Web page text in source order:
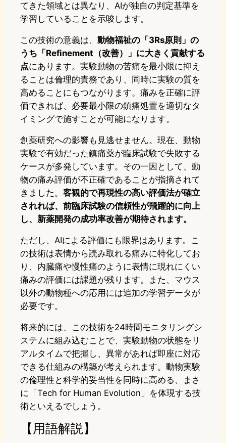
てきた領域とは異なり、AIが独自の判定基準を
学習していることを示唆します。
この技術の意義は、 動物福祉の「3Rs原則」の
うち「Refinement（改善）」に大きく貢献する
点にあります。実験動物の苦痛を最小限に抑え
ることは倫理的責務であり、同時に実験の質を
高めることにもつながります。痛みを正確に評
価できれば、必要最小限の鎮痛処置を適切なタ
イミングで施すことが可能になります。
創薬研究への影響も見逃せません。現在、動物
実験で有効だった鎮痛薬が臨床試験で失敗する
ケースが多発しています。その一因として、動
物の痛み評価が不正確であることが指摘されて
きました。 客観的で再現性の高い評価法が確立
されれば、前臨床試験の信頼性が飛躍的に向上
し、新薬開発の成功率改善が期待されます。
ただし、AIによる評価にも限界はあります。こ
の技術は表情から読み取れる痛みに特化してお
り、内臓痛や慢性痛のように表情に現れにくい
痛みの評価には課題が残ります。また、マウス
以外の動物種への応用には追加の学習データが
必要です。
将来的には、この技術を24時間モニタリングシ
ステムに組み込むことで、実験動物の状態をリ
アルタイムで把握し、異常があれば即座に対応
できる仕組みの構築が考えられます。動物実験
の倫理性と科学的妥当性を同時に高める、まさ
に「Tech for Human Evolution」を体現する技
術といえるでしょう。
【用語解説】